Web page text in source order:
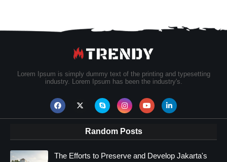
Lorem Ipsum is simply dummy text of the printing and typesetting
industry. Lorem Ipsum has been the industry's.
Random Posts
The Efforts to Preserve and Develop Jakarta's